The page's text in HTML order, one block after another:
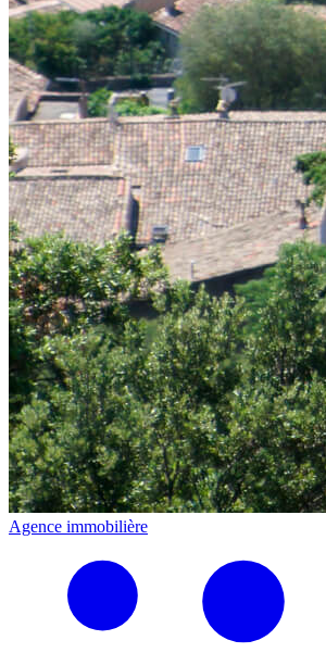
Agence immobilière